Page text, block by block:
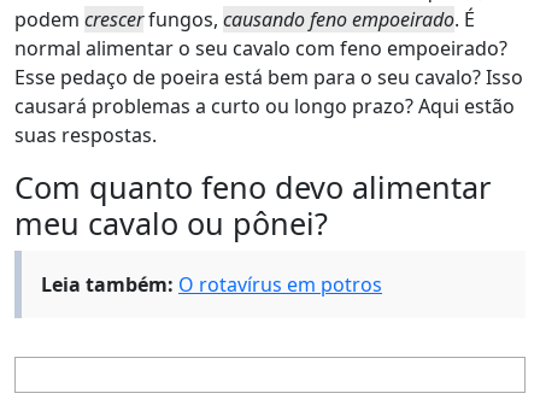
podem crescerfungos, causando feno empoeirado. É
normal alimentar o seu cavalo com feno empoeirado?
Esse pedaço de poeira está bem para o seu cavalo? Isso
causará problemas a curto ou longo prazo? Aqui estão
suas respostas.
Com quanto feno devo alimentar
meu cavalo ou pônei?
Leia também: O rotavírus em potros